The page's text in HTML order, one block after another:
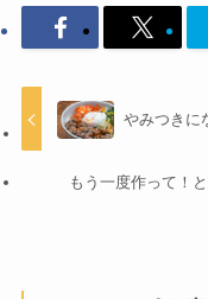
やみつきに
もう一度作って！